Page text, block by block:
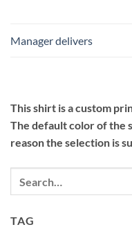
Manager delivers
This shirt is a custom
The default color of the
reason the selection is
TAG